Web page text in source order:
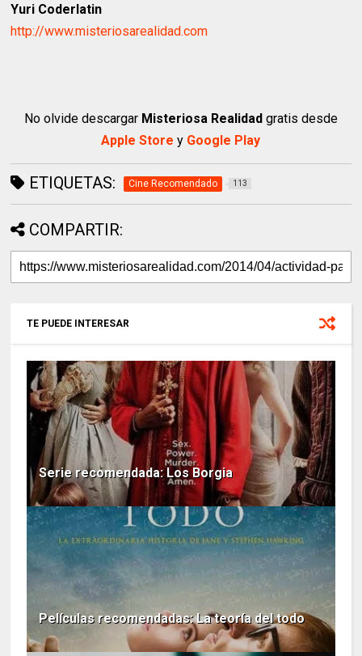
Yuri Coderlatin
http://www.misteriosarealidad.com
No olvide descargar Misteriosa Realidadgratis desde
Apple Store y Google Play
ETIQUETAS: Cine Recomendado 113
COMPARTIR:
TE PUEDE INTERESAR
Serie recomendada: Los Borgia
Películas recomendadas: La teoría del todo